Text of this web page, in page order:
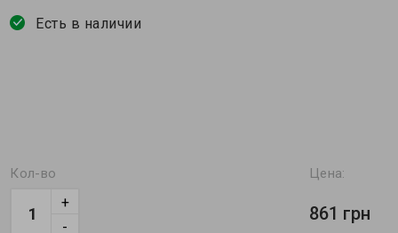
Есть в наличии
Кол-во
-
+
Цена:
861 грн